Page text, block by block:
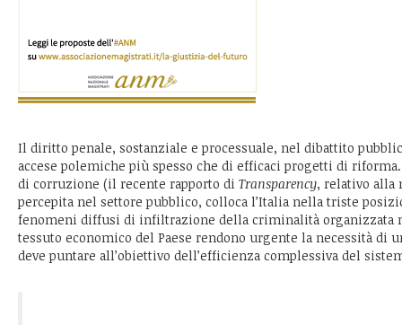
Il diritto penale, sostanziale e processuale, nel dibattito
accese polemiche più spesso che di efficaci progetti di
di corruzione (il recente rapporto di Transparency, relativo alla
percepita nel settore pubblico, colloca l’Italia nella triste
fenomeni diffusi di infiltrazione della criminalità organizzata
tessuto economico del Paese rendono urgente la necessità di
deve puntare all’obiettivo dell’efficienza complessiva del